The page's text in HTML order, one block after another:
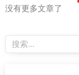
没有更多文章了